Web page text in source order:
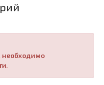
необходимо
.